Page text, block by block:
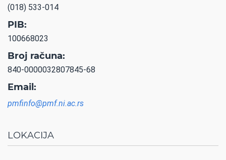
(018) 533-014
PIB:
100668023
Broj računa:
840-0000032807845-68
Email:
pmfinfo@pmf.ni.ac.rs
LOKACIJA